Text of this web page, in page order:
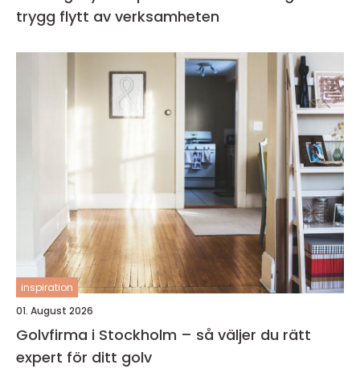
trygg flytt av verksamheten
inspiration
01. August 2026
Golvfirma i Stockholm – så väljer du rätt
expert för ditt golv